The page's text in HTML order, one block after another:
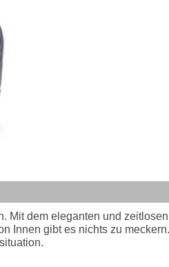
dem eleganten und
Innen gibt es nichts zu